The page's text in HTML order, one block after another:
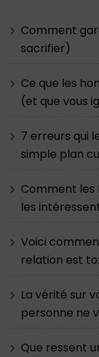
Comment
sacrifier)
Ce que les
(et que vous
7 erreurs qui
simple plan
Comment les
les
Voici
relation est
La vérité sur
personne ne
Que ressent